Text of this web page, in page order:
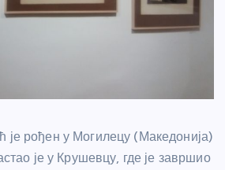
рођен у Могилецу (Македонија)
је у Крушевцу, где је завршио